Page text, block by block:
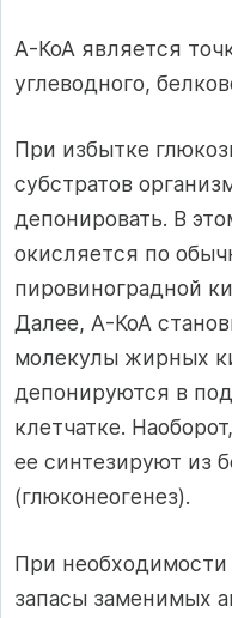
А-КоА является
углеводного,
При избытке
субстратов
депонировать. В
окисляется по
пировиноградной
Далее, А-КоА
молекулы жирных
депонируются в
клетчатке.
ее синтезируют из
(глюконеогенез).
При
запасы заменимых